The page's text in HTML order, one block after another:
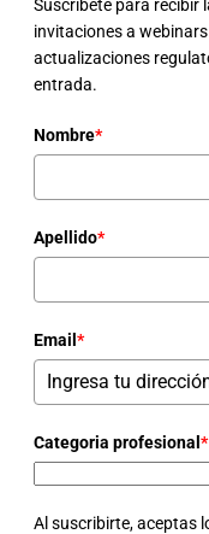
Suscríbete para recibir
invitaciones a
actualizaciones
entrada.
Nombre*
Apellido*
Email *
Categoria profesional *
Al suscribirte, aceptas